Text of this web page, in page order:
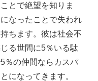
とで絶望を知りま
なったことで失われ
ちます。彼は社会不
る世間に5％いる駄
％の仲間ならカスパ
になってきます。